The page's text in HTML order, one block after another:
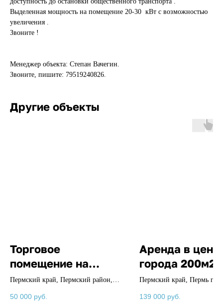
Выделенная мощность на помещение 20-30 кВт с возможностью
увеличения .
Звоните !
Менеджер объекта: Степан Вачегин.
Звоните, пишите: 79519240826.
Другие объекты
Торговое
помещение на
трафике !
Пермский край, Пермский район,
тракт., 22
50 000 руб.
Аренда в
города 200м2
Пермский край, Пермь г.,
139 000 руб.